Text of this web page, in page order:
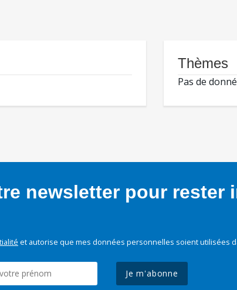
Thèmes
Pas de
newsletter pour rester
et autorise que mes données personnelles soient utilisées
Je m'abonne